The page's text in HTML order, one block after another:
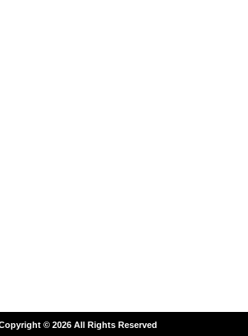
© 2026 All Rights Reserved